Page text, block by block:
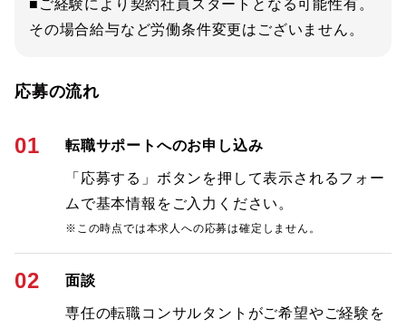
■ご経験により契約社員スタートとなる可能性有。
その場合給与など労働条件変更はございません。
応募の流れ
01 転職サポートへのお申し込み
「応募する」ボタンを押して表示されるフォー
ムで基本情報をご入力ください。
※この時点では本求人への応募は確定しません。
02 面談
専任の転職コンサルタントがご希望やご経験を